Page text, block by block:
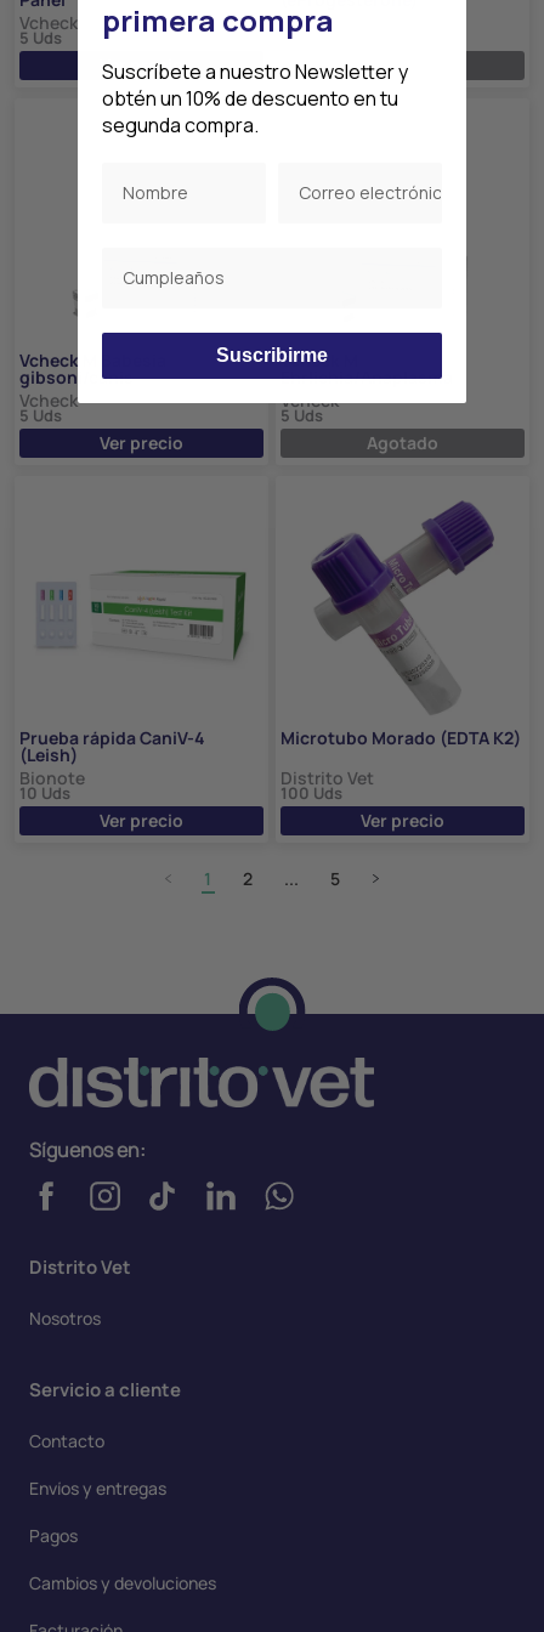
Vcheck
5 Uds
Ver precio
Vcheck
5 Uds
Agotado
Vcheck M Babesia
gibsoni/canis
Vcheck
5 Uds
Ver precio
Vcheck M
Ehrlichia/Anaplasma
Vcheck
5 Uds
Agotado
Prueba rápida CaniV-4
(Leish)
Bionote
10 Uds
Ver precio
Microtubo Morado (EDTA K2)
Distrito Vet
100 Uds
Ver precio
1 2 ... 5
Distrito Vet
Nosotros
Servicio a cliente
Contacto
Envíos y entregas
Pagos
Cambios y devoluciones
Síguenos en:
primera compra
Suscríbete a nuestro Newsletter y
obtén un 10% de descuento en tu
segunda compra.
Suscribirme